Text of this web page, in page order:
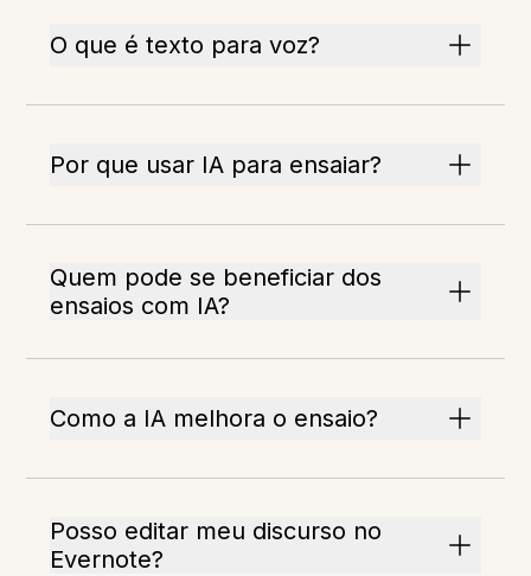
O que é texto para voz?
Por que usar IA para ensaiar?
Quem pode se beneficiar dos
ensaios com IA?
Como a IA melhora o ensaio?
Posso editar meu discurso no
Evernote?